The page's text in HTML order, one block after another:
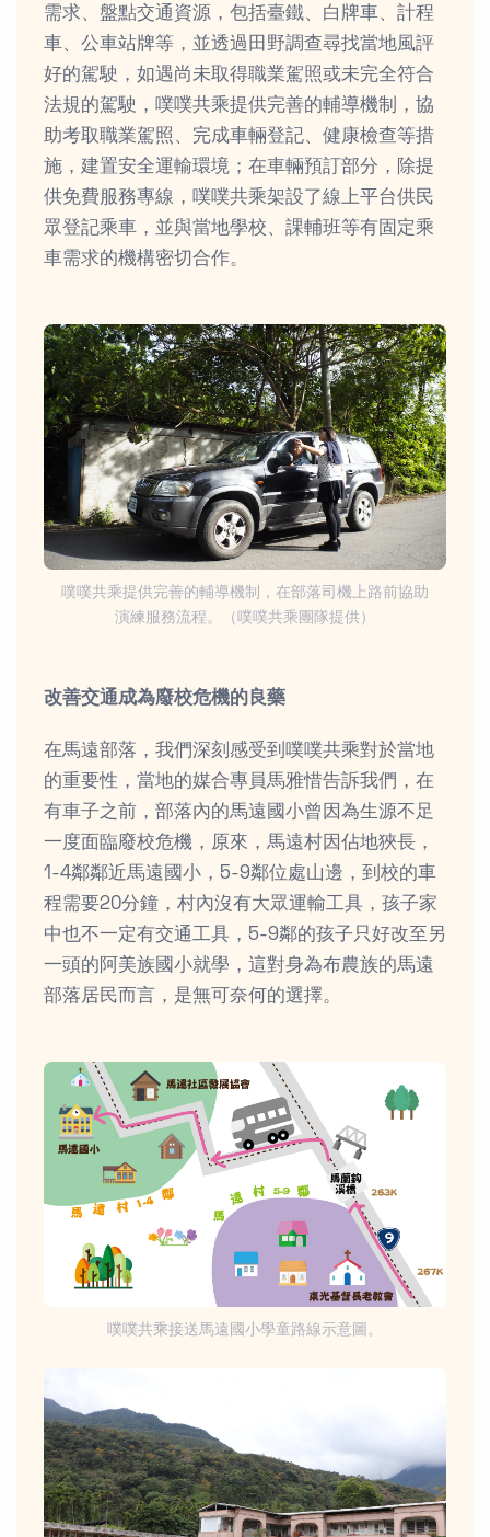
需求、盤點交通資源，包括臺鐵、白牌車、計程
車、公車站牌等，並透過田野調查尋找當地風評
好的駕駛，如遇尚未取得職業駕照或未完全符合
法規的駕駛，噗噗共乘提供完善的輔導機制，協
助考取職業駕照、完成車輛登記、健康檢查等措
施，建置安全運輸環境；在車輛預訂部分，除提
供免費服務專線，噗噗共乘架設了線上平台供民
眾登記乘車，並與當地學校、課輔班等有固定乘
車需求的機構密切合作。
噗噗共乘提供完善的輔導機制，在部落司機上路前協助
演練服務流程。（噗噗共乘團隊提供）
改善交通成為廢校危機的良藥
在馬遠部落，我們深刻感受到噗噗共乘對於當地
的重要性，當地的媒合專員馬雅惜告訴我們，在
有車子之前，部落內的馬遠國小曾因為生源不足
一度面臨廢校危機，原來，馬遠村因佔地狹長，
1-4鄰鄰近馬遠國小，5-9鄰位處山邊，到校的車
程需要20分鐘，村內沒有大眾運輸工具，孩子家
中也不一定有交通工具，5-9鄰的孩子只好改至另
一頭的阿美族國小就學，這對身為布農族的馬遠
部落居民而言，是無可奈何的選擇。
噗噗共乘接送馬遠國小學童路線示意圖。